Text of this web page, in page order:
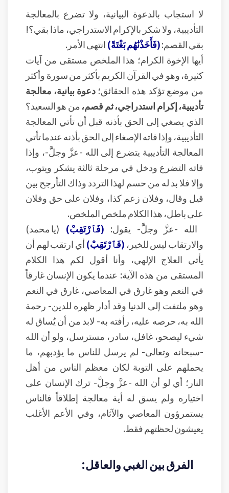
لا استجاب بالدعوة البيانية، ولا تضرع بالمعالجة
التأديبية، ولا شكر بالإكرام الاستدراجي، ماذا بقي؟!
بقي القصم:(فَأَخَذْنَٰهُم بَغْتَةً)انتهى الأمر.
أيها الإخوة الكرام؛ هذا الملخص مستقى من آيات
كثيرة، وهو في القرآن الكريم بأكثر من سورة وأكثر
من موضع تؤكد هذه الحقائق؛ دعوة بيانية، معالجة
تأديبية، إكرام استدراجي، ثم قصم،من هو السعيد؟
الذي يصغي إلى الحق بأذنه قبل أن تأتي المعالجة
التأديبية، وإذا فاته الإصغاء إلى الحق بأذنه عندما تأتي
المعالجة التأديبية يتضرع إلى الله -عزَّ وجلَّ-، وإذا
فاته التضرع ودخل في مرحلة ثالثة يشكر ويتوب،
وإلا فلا بد له من حسم لهذا التردد وذاك التأرجح بين
قيل وقال، وفلان زعم كذا، وفلان على حق وفلان
على باطل، هذا الكلام ملخص الملخص.
الله -عزَّ وجلَّ- يقول: (فَٱرْتَقِبْ) (يا محمد)
والارتقاب ليس للخير، (فَٱرْتَقِبْ)أي ارتقب لهم أن
يأتي العلاج الإلهي، وأنا أقول لكم هذا الكلام
المستقى من هذه الآية: عندما يكون الإنسان غارقاً
في النعم وهو غارق في المعاصي، غارق في النعم
وهو ملتفت إلى الدنيا وقد أدار ظهره للدين- رحمة
الله به، حرصه عليه، رأفته به- لابد من أن يُساق له
شيء ليصحو، غافل، سادر، مسترسل، ولو أن الله
-سبحانه وتعالى- لم يرسل للناس ما يؤدبهم، ما
يحملهم على التوبة لكان معظم الناس من أهل
النار؛ أي لو أن الله -عزَّ وجلَّ- ترك الإنسان على
اختياره ولم يسق له أية معالجة إطلاقاً فالناس
يستمرؤون المعاصي والآثام، وفي الأعم الأغلب
يعيشون لحظتهم فقط.
الفرق بين الغبي والعاقل: